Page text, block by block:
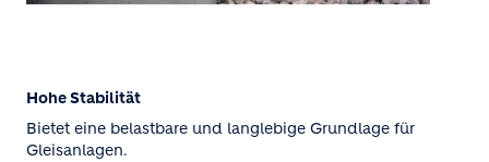
Hohe Stabilität
Bietet eine belastbare und langlebige Grundlage für
Gleisanlagen.